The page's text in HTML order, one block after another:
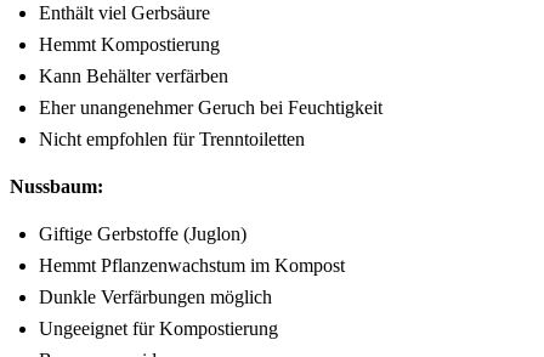
Enthält viel Gerbsäure
Hemmt Kompostierung
Kann Behälter verfärben
Eher unangenehmer Geruch bei Feuchtigkeit
Nicht empfohlen für Trenntoiletten
Nussbaum:
Giftige Gerbstoffe (Juglon)
Hemmt Pflanzenwachstum im Kompost
Dunkle Verfärbungen möglich
Ungeeignet für Kompostierung